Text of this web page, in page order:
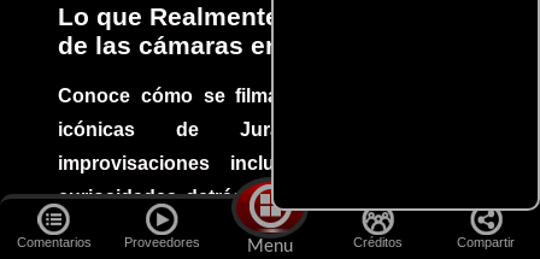
Comentarios Proveedores Menu Créditos Compartir
Lo que Realmente Sucedió detrás
de las cámaras en Jurassic Park
Conoce cómo se filmaron algunas escenas
icónicas de Jurassic Park, con
improvisaciones incluidas. ¡Descubre las
curiosidades detrás del rodaje de un clásico
cinematográfico!